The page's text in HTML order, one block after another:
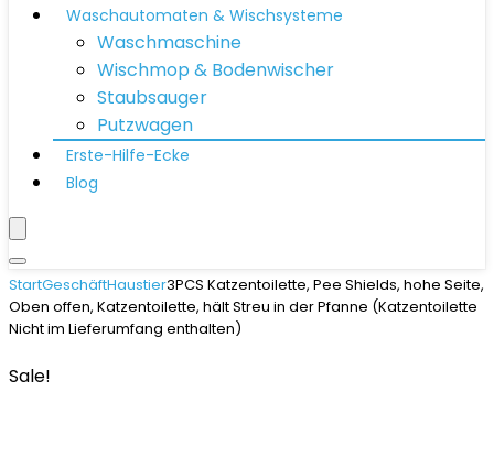
Waschautomaten & Wischsysteme
Waschmaschine
Wischmop & Bodenwischer
Staubsauger
Putzwagen
Erste-Hilfe-Ecke
Blog
StartGeschäftHaustier3PCS Katzentoilette, Pee Shields, hohe Seite,
Oben offen, Katzentoilette, hält Streu in der Pfanne (Katzentoilette
Nicht im Lieferumfang enthalten)
Sale!